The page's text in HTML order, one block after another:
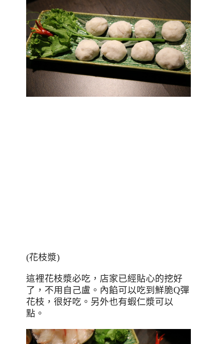
(花枝漿)
這裡花枝漿必吃，店家已經貼心的挖好
了，不用自己盧。內餡可以吃到鮮脆Q彈
花枝，很好吃。另外也有蝦仁漿可以
點。